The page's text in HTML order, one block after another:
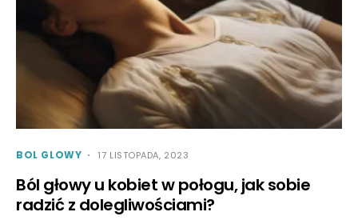
BOL GLOWY 17 LISTOPADA, 2023
Ból głowy u kobiet w połogu, jak sobie
radzić z dolegliwościami?